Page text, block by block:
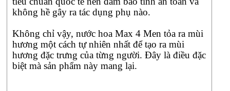
không hề gây ra tác dụng phụ nào.
Không chỉ vậy, nước hoa Max 4 Men tỏa ra mùi
hương một cách tự nhiên nhất để tạo ra mùi
hương đặc trưng của từng người. Đây là điều đặc
biệt mà sản phẩm này mang lại.